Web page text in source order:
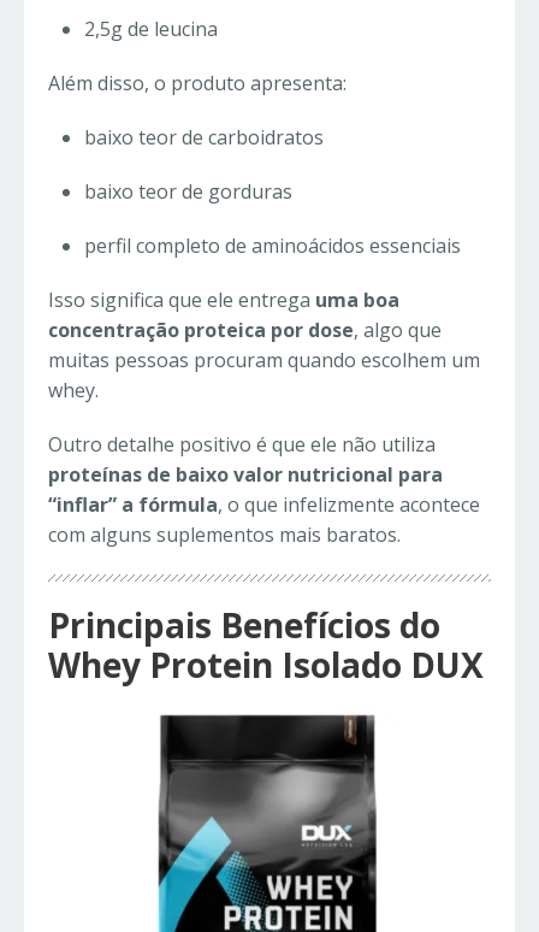
2,5g de leucina
Além disso, o produto apresenta:
baixo teor de carboidratos
baixo teor de gorduras
perfil completo de aminoácidos essenciais
Isso significa que ele entrega uma boa
concentração proteica por dose, algo que
muitas pessoas procuram quando escolhem um
whey.
Outro detalhe positivo é que ele não utiliza
proteínas de baixo valor nutricional para
“inflar” a fórmula, o que infelizmente acontece
com alguns suplementos mais baratos.
Principais Benefícios do
Whey Protein Isolado DUX